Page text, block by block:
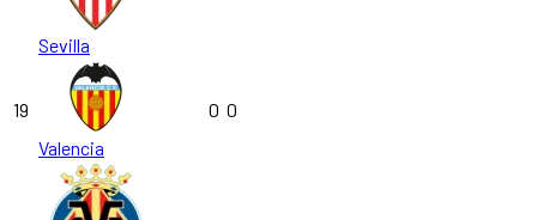
Sevilla
19
Valencia
0 0